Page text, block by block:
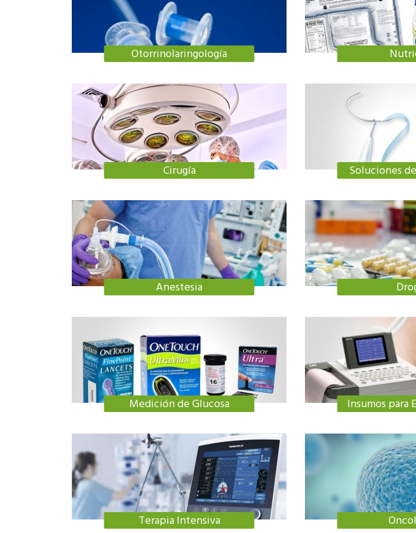
Otorrinolaringología
Cirugía Soluciones
Anestesia
Medición de Glucosa Insumos para
Terapia Intensiva